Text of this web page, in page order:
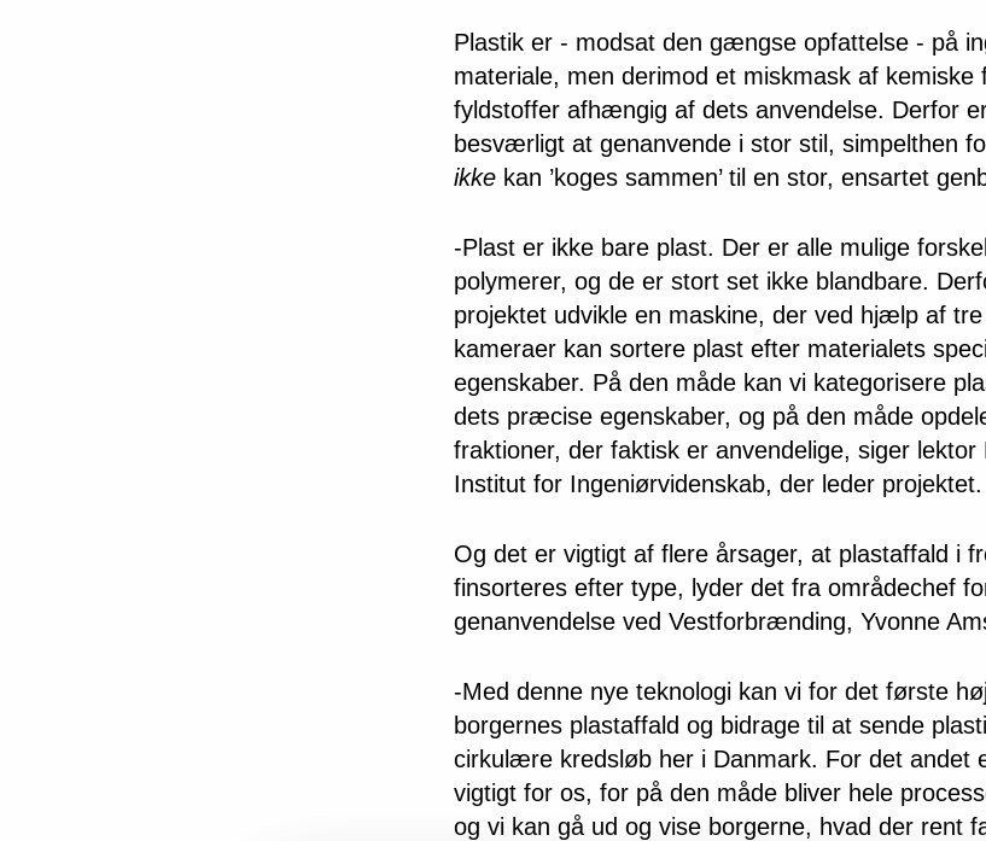
Plastik er - modsat den gængse opfattelse - på
materiale, men derimod et miskmask af kemiske
fyldstoffer afhængig af dets anvendelse. Derfor
besværligt at genanvende i stor stil, simpelthen
ikke kan ’koges sammen’ til en stor, ensartet
-Plast er ikke bare plast. Der er alle mulige
polymerer, og de er stort set ikke blandbare.
projektet udvikle en maskine, der ved hjælp af
kameraer kan sortere plast efter materialets
egenskaber. På den måde kan vi kategorisere
dets præcise egenskaber, og på den måde
fraktioner, der faktisk er anvendelige, siger lektor
Institut for Ingeniørvidenskab, der leder projektet.
Og det er vigtigt af flere årsager, at plastaffald i
finsorteres efter type, lyder det fra områdechef
genanvendelse ved Vestforbrænding, Yvonne
-Med denne nye teknologi kan vi for det første
borgernes plastaffald og bidrage til at sende
cirkulære kredsløb her i Danmark. For det andet
vigtigt for os, for på den måde bliver hele
og vi kan gå ud og vise borgerne, hvad der rent